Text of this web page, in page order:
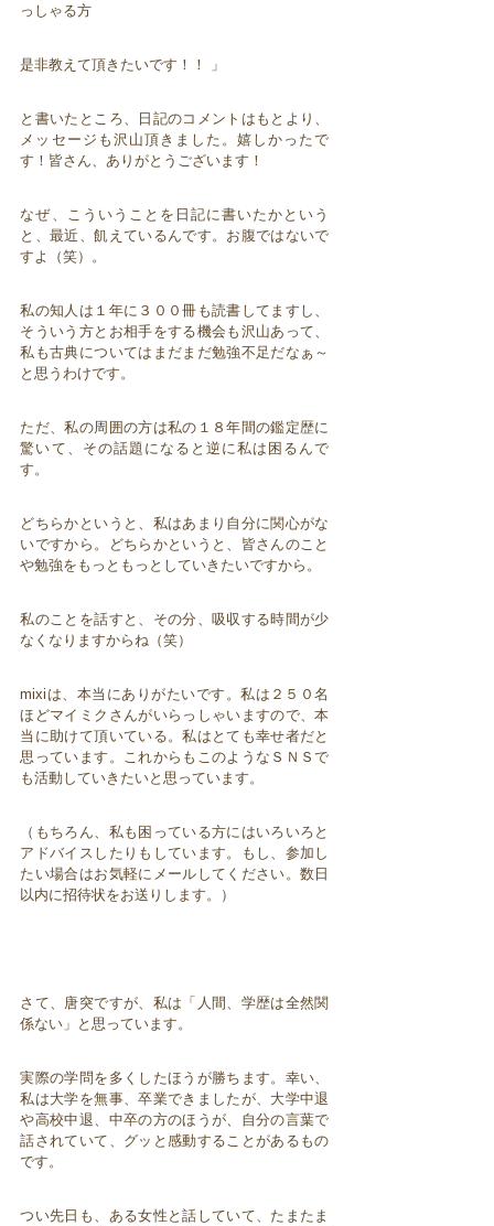
っしゃる方
是非教えて頂きたいです！！ 」
と書いたところ、日記のコメントはもとより、
メッセージも沢山頂きました。嬉しかったで
す！皆さん、ありがとうございます！
なぜ、こういうことを日記に書いたかという
と、最近、飢えているんです。お腹ではないで
すよ（笑）。
私の知人は１年に３００冊も読書してますし、
そういう方とお相手をする機会も沢山あって、
私も古典についてはまだまだ勉強不足だなぁ～
と思うわけです。
ただ、私の周囲の方は私の１８年間の鑑定歴に
驚いて、その話題になると逆に私は困るんで
す。
どちらかというと、私はあまり自分に関心がな
いですから。どちらかというと、皆さんのこと
や勉強をもっともっとしていきたいですから。
私のことを話すと、その分、吸収する時間が少
なくなりますからね（笑）
mixiは、本当にありがたいです。私は２５０名
ほどマイミクさんがいらっしゃいますので、本
当に助けて頂いている。私はとても幸せ者だと
思っています。これからもこのようなＳＮＳで
も活動していきたいと思っています。
（もちろん、私も困っている方にはいろいろと
アドバイスしたりもしています。もし、参加し
たい場合はお気軽にメールしてください。数日
以内に招待状をお送りします。）
さて、唐突ですが、私は「人間、学歴は全然関
係ない」と思っています。
実際の学問を多くしたほうが勝ちます。幸い、
私は大学を無事、卒業できましたが、大学中退
や高校中退、中卒の方のほうが、自分の言葉で
話されていて、グッと感動することがあるもの
です。
つい先日も、ある女性と話していて、たまたま